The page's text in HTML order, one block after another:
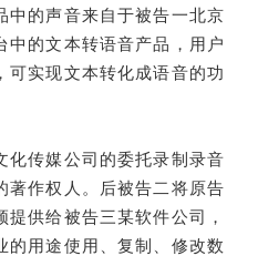
中的声音来自于被告一北京
中的文本转语音产品，用户
可实现文本转化成语音的功
化传媒公司的委托录制录音
著作权人。后被告二将原告
供给被告三某软件公司，
的用途使用、复制、修改数